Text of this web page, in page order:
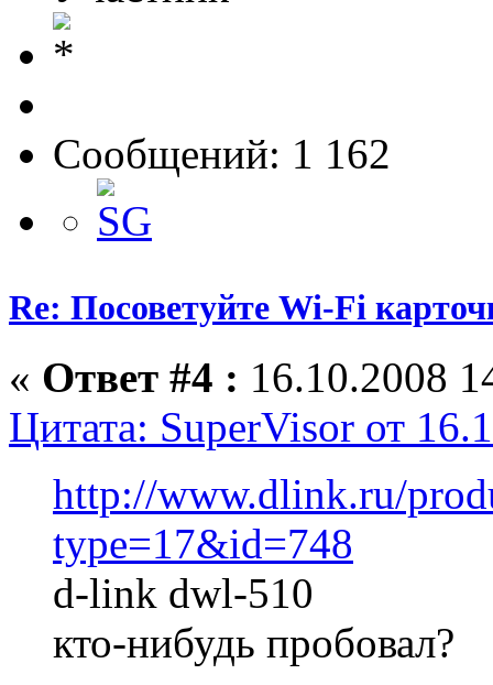
Сообщений: 1 162
Re: Посоветуйте Wi-Fi
« Ответ #4 : 16.10.2008
Цитата: SuperVisor от
http://www.dlink.ru/
type=17&id=748
d-link dwl-510
кто-нибудь пробовал?